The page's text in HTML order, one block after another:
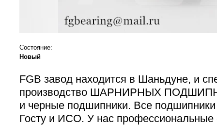
Состояние:
Новый
FGB завод находится в Шаньдуне, и
производство ШАРНИРНЫХ
и черные подшипники. Все
Госту и ИСО. У нас профессиональные